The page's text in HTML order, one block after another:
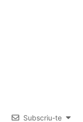
Subscriu-te